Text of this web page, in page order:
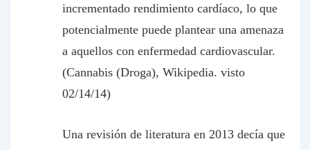
incrementado rendimiento cardíaco, lo que
potencialmente puede plantear una amenaza
a aquellos con enfermedad cardiovascular.
(Cannabis (Droga), Wikipedia. visto
02/14/14)
Una revisión de literatura en 2013 decía que